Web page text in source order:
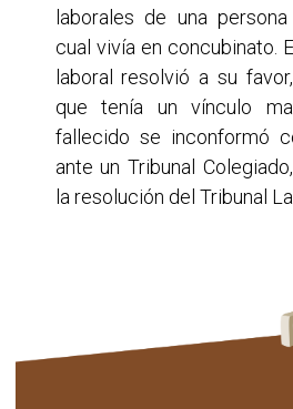
laborales de una
cual vivía en concubinato.
laboral resolvió a su
que tenía un vínculo
fallecido se inconformó
ante un Tribunal
la resolución del Tribunal